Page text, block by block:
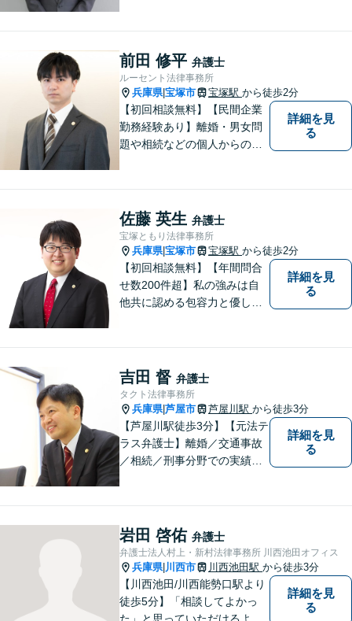
前田 修平 弁護士
ルーセント法律事務所
兵庫県|宝塚市 宝塚駅 から徒歩2分
【初回相談無料】【民間企業
勤務経験あり】離婚・男女問
題や相続などの個人からのご
不安を和らげられるように丁
寧に向き合います【夜間・休
日面談可】
詳細を見
る
佐藤 英生 弁護士
宝塚ともり法律事務所
兵庫県|宝塚市 宝塚駅 から徒歩2分
【初回相談無料】【年間問合
せ数200件超】私の強みは自
他共に認める包容力と優しさ
お一人で悩まずに、一度ご相
談にいらしてください。【現
役非常勤裁判官】【宝塚駅徒
歩3分】
詳細を見
る
吉田 督 弁護士
タクト法律事務所
兵庫県|芦屋市 芦屋川駅 から徒歩3分
【芦屋川駅徒歩3分】【元法テ
ラス弁護士】離婚／交通事故
／相続／刑事分野での実績多
い、問題を解決します。まず
はお気軽にご相談ください。
詳細を見
る
岩田 啓佑 弁護士
弁護士法人村上・新村法律事務所 川西池田オフィス
兵庫県| 川西市 川西池田駅 から徒歩3分
【川西池田/川西能勢口駅より
徒歩5分】「相談してよかっ
た」と思っていただけるよう
詳細を見
る